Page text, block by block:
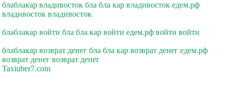
блаблакар владивосток бла бла кар владивосток едем.рф
владивосток владивосток
блаблакар войти бла бла кар войти едем.рф войти войти
блаблакар возврат денег бла бла кар возврат денег едем.рф
возврат денег возврат денег
Taxiuber7.com